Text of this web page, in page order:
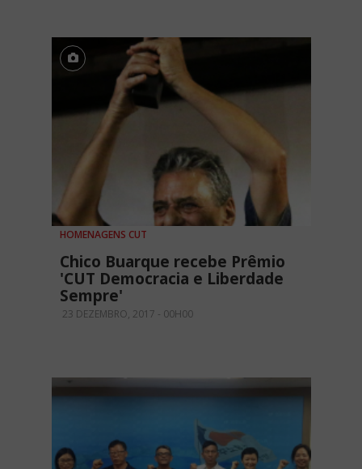
HOMENAGENS CUT
Chico Buarque recebe Prêmio
'CUT Democracia e Liberdade
Sempre'
23 DEZEMBRO, 2017 - 00H00